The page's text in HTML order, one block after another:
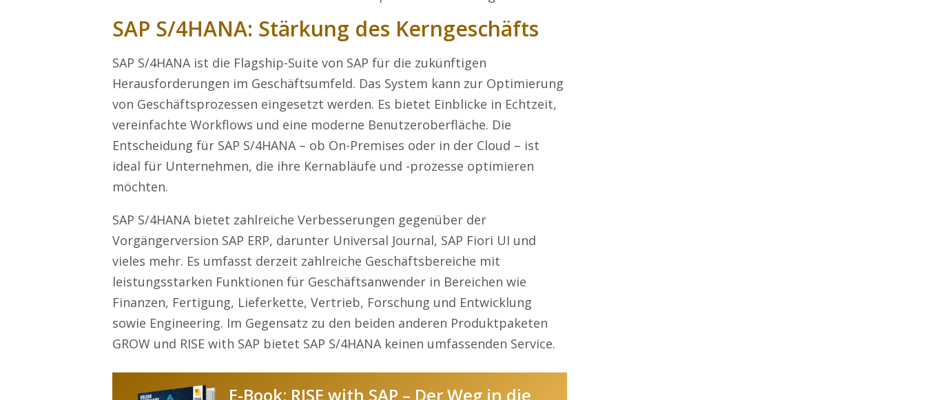
SAP S/4HANA: Stärkung des Kerngeschäfts
SAP S/4HANA ist die Flagship-Suite von SAP für die zukünftigen
Herausforderungen im Geschäftsumfeld. Das System kann zur Optimierung
von Geschäftsprozessen eingesetzt werden. Es bietet Einblicke in Echtzeit,
vereinfachte Workflows und eine moderne Benutzeroberfläche. Die
Entscheidung für SAP S/4HANA – ob On-Premises oder in der Cloud – ist
ideal für Unternehmen, die ihre Kernabläufe und -prozesse optimieren
möchten.
SAP S/4HANA bietet zahlreiche Verbesserungen gegenüber der
Vorgängerversion SAP ERP, darunter Universal Journal, SAP Fiori UI und
vieles mehr. Es umfasst derzeit zahlreiche Geschäftsbereiche mit
leistungsstarken Funktionen für Geschäftsanwender in Bereichen wie
Finanzen, Fertigung, Lieferkette, Vertrieb, Forschung und Entwicklung
sowie Engineering. Im Gegensatz zu den beiden anderen Produktpaketen
GROW und RISE with SAP bietet SAP S/4HANA keinen umfassenden Service.
E-Book: RISE with SAP – Der Weg in die